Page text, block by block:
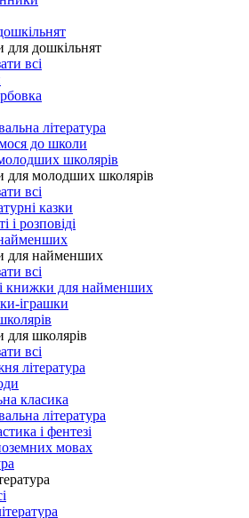
для дошкільнят
всі
література
до школи
школярів
для молодших школярів
всі
казки
і розповіді
для найменших
всі
книжки для найменших
іграшки
для школярів
всі
література
класика
література
і фентезі
мовах